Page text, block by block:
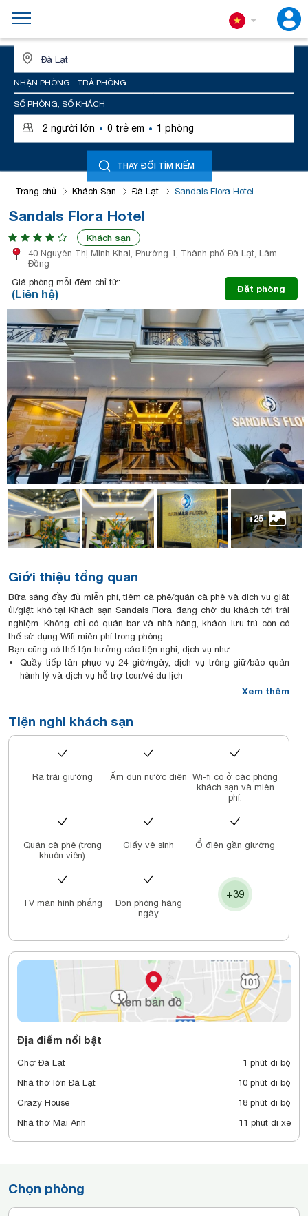
NHẬN PHÒNG - TRẢ PHÒNG
SỐ PHÒNG, SỐ KHÁCH
2 người lớn · 0 trẻ em · 1 phòng
THAY ĐỔI TÌM KIẾM
Trang chủ Khách Sạn Đà Lạt Sandals Flora Hotel
Sandals Flora Hotel
Khách sạn
40 Nguyễn Thị Minh Khai, Phường 1, Thành phố Đà Lạt, Lâm
Đồng
Giá phòng mỗi đêm chỉ từ:
(Liên hệ) Đặt phòng
+25
Giới thiệu tổng quan
Bữa sáng đầy đủ miễn phí, tiệm cà phê/quán cà phê và dịch vụ giặt
ủi/giặt khô tại Khách sạn Sandals Flora đang chờ du khách tới trải
nghiệm. Không chỉ có quán bar và nhà hàng, khách lưu trú còn có
thể sử dụng Wifi miễn phí trong phòng.
Bạn cũng có thể tận hưởng các tiện nghi, dịch vụ như:
Quầy tiếp tân phục vụ 24 giờ/ngày, dịch vụ trông giữ/bảo quản
hành lý và dịch vụ hỗ trợ tour/vé du lịch
Tất cả 48 phòng đều đầy đủ các tiện nghi nổi bật như Wifi miễn phí,
minibar và nước đóng chai miễn phí.
Những tiện nghi chiều lòng du khách thêm trong tất cả các phòng
TV LCD 25 inch với kênh truyền hình cao cấp
Tủ quần áo và dịch vụ dọn phòng hàng ngày
Xem thêm
Tiện nghi khách sạn
Ra trải giường Ấm đun nước điện
Wi-fi có ở các phòng
khách sạn và miễn
phí.
Quán cà phê (trong
khuôn viên)
Giấy vệ sinh Ổ điện gần giường
TV màn hình phẳng
Dọn phòng hàng
ngày
+39
Địa điểm nổi bật
Chợ Đà Lạt
1 phút đi bộ
Nhà thờ lớn Đà Lạt
10 phút đi bộ
Crazy House
18 phút đi bộ
Nhà thờ Mai Anh
11 phút đi xe
Chọn phòng